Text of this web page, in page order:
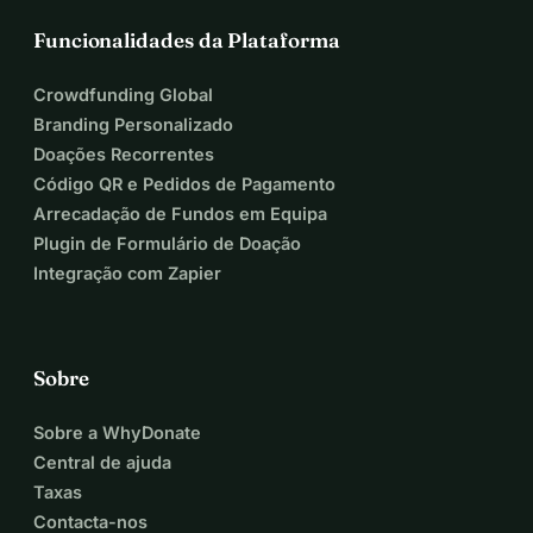
Funcionalidades da Plataforma
Crowdfunding Global
Branding Personalizado
Doações Recorrentes
Código QR e Pedidos de Pagamento
Arrecadação de Fundos em Equipa
Plugin de Formulário de Doação
Integração com Zapier
Sobre
Sobre a WhyDonate
Central de ajuda
Taxas
Contacta-nos